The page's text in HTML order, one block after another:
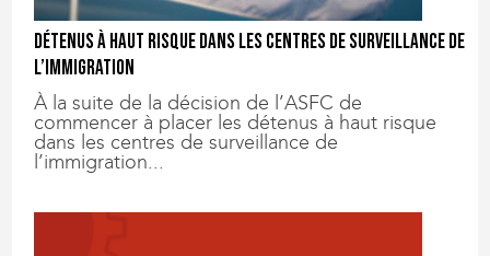
Détenus à haut risque dans les centres de surveillance de
l’immigration
À la suite de la décision de l’ASFC de
commencer à placer les détenus à haut risque
dans les centres de surveillance de
l’immigration...